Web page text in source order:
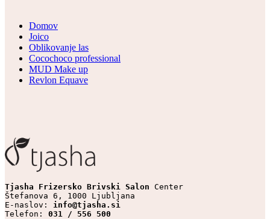
Domov
Joico
Oblikovanje las
Cocochoco professional
MUD Make up
Revlon Equave
Tjasha Frizersko Brivski Salon Center
Štefanova 6, 1000 Ljubljana
E-naslov: info@tjasha.si
Telefon: 031 / 556 500